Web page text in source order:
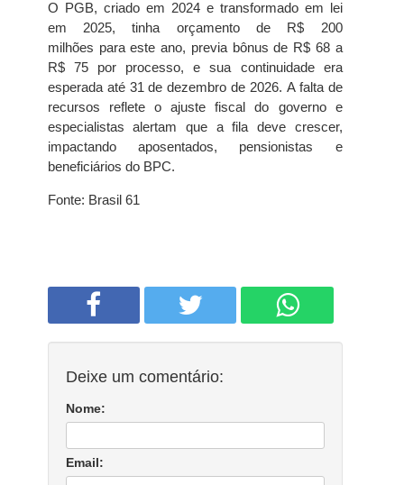
O PGB, criado em 2024 e transformado em lei
em 2025, tinha orçamento de R$ 200
milhões para este ano, previa bônus de R$ 68 a
R$ 75 por processo, e sua continuidade era
esperada até 31 de dezembro de 2026. A falta de
recursos reflete o ajuste fiscal do governo e
especialistas alertam que a fila deve crescer,
impactando aposentados, pensionistas e
beneficiários do BPC.
Fonte: Brasil 61
Deixe um comentário:
Nome:
Email: